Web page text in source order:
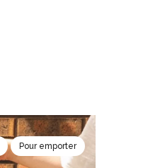
Pour emporter